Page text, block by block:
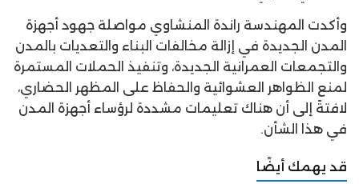
وأكدت المهندسة راندة المنشاوي مواصلة جهود أجهزة
المدن الجديدة في إزالة مخالفات البناء والتعديات بالمدن
والتجمعات العمرانية الجديدة، وتنفيذ الحملات المستمرة
لمنع الظواهر العشوائية والحفاظ على المظهر الحضاري،
لافتةً إلى أن هناك تعليمات مشددة لرؤساء أجهزة المدن
في هذا الشأن.
قد يهمك أيضًا